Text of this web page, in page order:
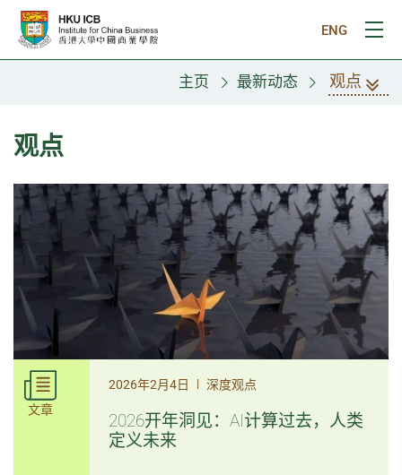
跳往主要内容
ENG
打
主页 最新动态 观点
观点
文章
2026年2月4日 | 深度观点
2026开年洞见：AI计算过去，人类
定义未来